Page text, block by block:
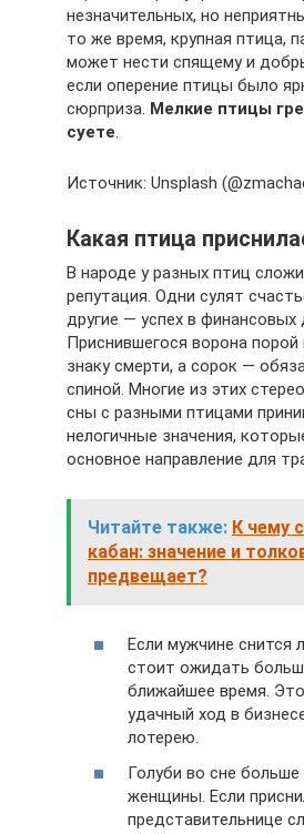
незначительных, но
то же время, крупная птица,
может нести спящему и
если оперение птицы было
сюрприза. Мелкие птицы
суете.
Источник: Unsplash
Какая птица
В народе у разных птиц
репутация. Одни сулят
другие — успех в финансовых
Приснившегося ворона
знаку смерти, а сорок —
спиной. Многие из этих
сны с разными птицами
нелогичные значения,
основное направление для
Читайте также: К чему
кабан: значение и
предвещает?
Если мужчине снится
стоит ожидать
ближайшее время.
удачный ход в
лотерею.
Голуби во сне
женщины. Если
представительнице